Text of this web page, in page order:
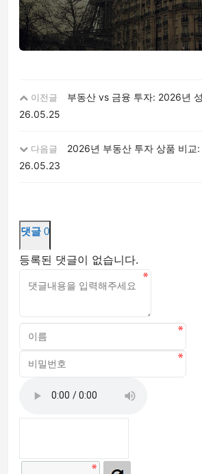
이전글
부동산 vs 금융 투자: 2026년
26.05.25
다음글
2026년 부동산 투자 상품 비교
26.05.23
댓글 0
등록된 댓글이 없습니다.